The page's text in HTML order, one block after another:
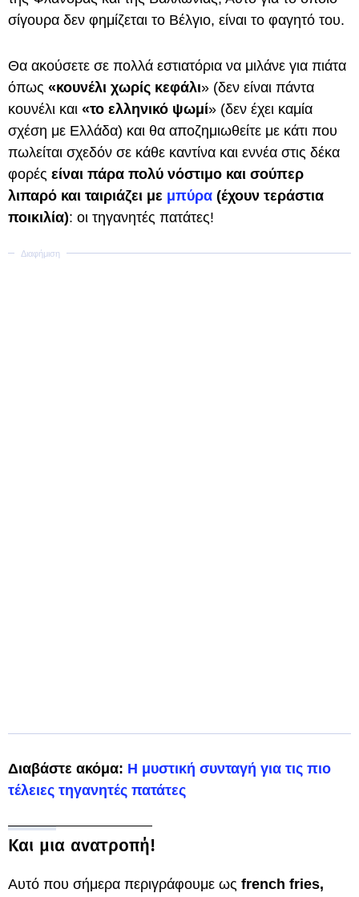
σίγουρα δεν φημίζεται το Βέλγιο, είναι το φαγητό του.
Θα ακούσετε σε πολλά εστιατόρια να μιλάνε για πιάτα
όπως «κουνέλι χωρίς κεφάλι» (δεν είναι πάντα
κουνέλι και «το ελληνικό ψωμί» (δεν έχει καμία
σχέση με Ελλάδα) και θα αποζημιωθείτε με κάτι που
πωλείται σχεδόν σε κάθε καντίνα και εννέα στις δέκα
φορές είναι πάρα πολύ νόστιμο και σούπερ
λιπαρό και ταιριάζει με μπύρα (έχουν τεράστια
ποικιλία): οι τηγανητές πατάτες!
Διαβάστε ακόμα: Η μυστική συνταγή για τις πιο
τέλειες τηγανητές πατάτες
Και μια ανατροπή!
Αυτό που σήμερα περιγράφουμε ως french fries,